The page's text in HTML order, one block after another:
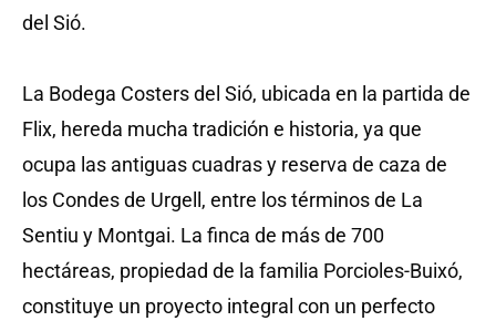
del Sió.
La Bodega Costers del Sió, ubicada en la partida de
Flix, hereda mucha tradición e historia, ya que
ocupa las antiguas cuadras y reserva de caza de
los Condes de Urgell, entre los términos de La
Sentiu y Montgai. La finca de más de 700
hectáreas, propiedad de la familia Porcioles-Buixó,
constituye un proyecto integral con un perfecto